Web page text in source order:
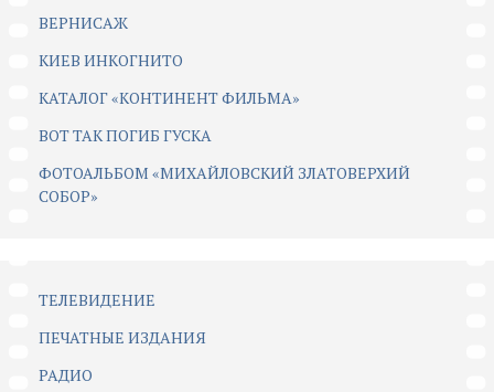
ВЕРНИСАЖ
КИЕВ ИНКОГНИТО
КАТАЛОГ «КОНТИНЕНТ ФИЛЬМА»
ВОТ ТАК ПОГИБ ГУСКА
ФОТОАЛЬБОМ «МИХАЙЛОВСКИЙ ЗЛАТОВЕРХИЙ
СОБОР»
ТЕЛЕВИДЕНИЕ
ПЕЧАТНЫЕ ИЗДАНИЯ
РАДИО